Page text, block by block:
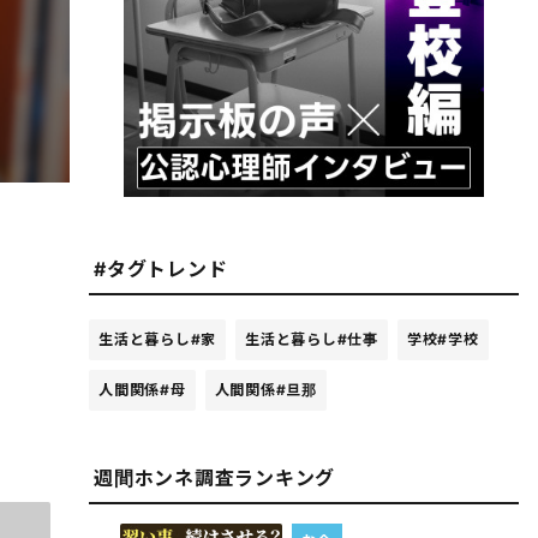
#タグトレンド
生活と暮らし#家 生活と暮らし#仕事 学校#学校
人間関係#母 人間関係#旦那
週間ホンネ調査ランキング